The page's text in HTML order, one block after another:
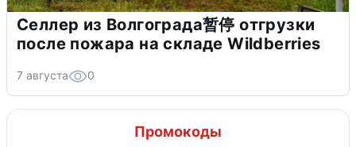
Селлер из Волгограда暂停 отгрузки
после пожара на складе Wildberries
7 августа 0
Промокоды